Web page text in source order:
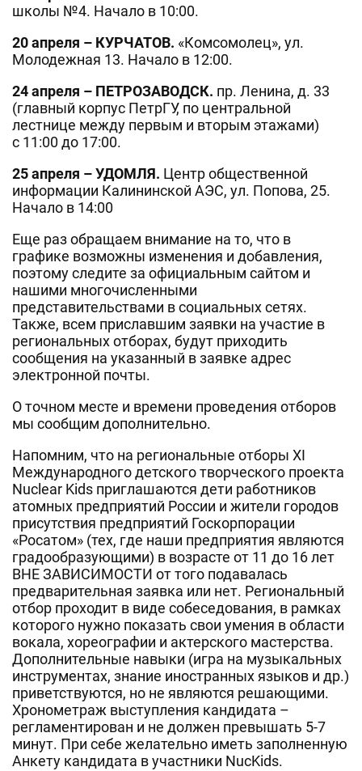
школы №4. Начало в 10:00.
20 апреля – КУРЧАТОВ. «Комсомолец», ул.
Молодежная 13. Начало в 12:00.
24 апреля – ПЕТРОЗАВОДСК. пр. Ленина, д. 33
(главный корпус ПетрГУ, по центральной
лестнице между первым и вторым этажами)
с 11:00 до 17:00.
25 апреля – УДОМЛЯ. Центр общественной
информации Калининской АЭС, ул. Попова, 25.
Начало в 14:00
Еще раз обращаем внимание на то, что в
графике возможны изменения и добавления,
поэтому следите за официальным сайтом и
нашими многочисленными
представительствами в социальных сетях.
Также, всем приславшим заявки на участие в
региональных отборах, будут приходить
сообщения на указанный в заявке адрес
электронной почты.
О точном месте и времени проведения отборов
мы сообщим дополнительно.
Напомним, что на региональные отборы XI
Международного детского творческого проекта
Nuclear Kids приглашаются дети работников
атомных предприятий России и жители городов
присутствия предприятий Госкорпорации
«Росатом» (тех, где наши предприятия являются
градообразующими) в возрасте от 11 до 16 лет
ВНЕ ЗАВИСИМОСТИ от того подавалась
предварительная заявка или нет. Региональный
отбор проходит в виде собеседования, в рамках
которого нужно показать свои умения в области
вокала, хореографии и актерского мастерства.
Дополнительные навыки (игра на музыкальных
инструментах, знание иностранных языков и др.)
приветствуются, но не являются решающими.
Хронометраж выступления кандидата –
регламентирован и не должен превышать 5-7
минут. При себе желательно иметь заполненную
Анкету кандидата в участники NucKids.